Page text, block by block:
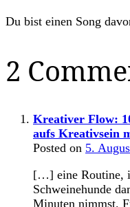
Du bist einen Song
2
Kreativer Flow:
aufs Kreativsein
Posted on 5.
[…] eine Routine,
Schweinehunde
Minuten nimmst.